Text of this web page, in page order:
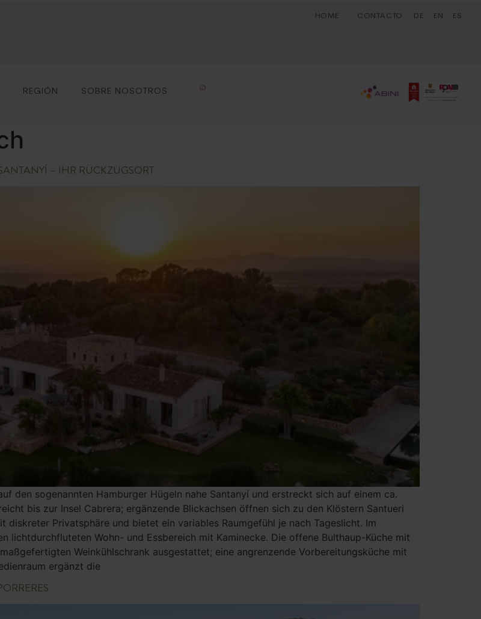
DE EN ES
HOME CONTACTO
REGIÓN SOBRE NOSOTROS 0
– IHR RÜCKZUGSORT
den sogenannten Hamburger Hügeln nahe Santanyí und erstreckt sich auf einem ca.
bis zur Insel Cabrera; ergänzende Blickachsen öffnen sich zu den Klöstern Santueri
diskreter Privatsphäre und bietet ein variables Raumgefühl je nach Tageslicht. Im
lichtdurchfluteten Wohn- und Essbereich mit Kaminecke. Die offene Bulthaup-Küche mit
Weinkühlschrank ausgestattet; eine angrenzende Vorbereitungsküche mit
ergänzt die